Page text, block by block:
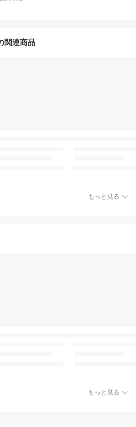
関連商品
もっと見る
もっと見る